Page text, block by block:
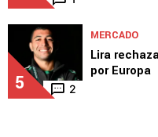
5 2
MERCADO
Lira
por Europa